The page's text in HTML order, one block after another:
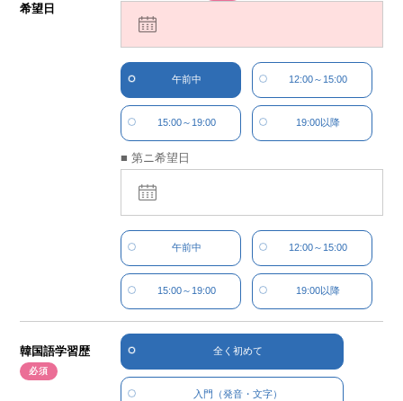
希望日
午前中 12:00～15:00
15:00～19:00 19:00以降
■ 第ニ希望日
午前中 12:00～15:00
15:00～19:00 19:00以降
韓国語学習歴 全く初めて
入門 （発音・文字）